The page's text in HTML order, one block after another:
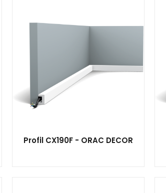
Profil CX190F - ORAC DECOR